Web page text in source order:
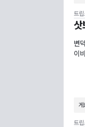
트립
삿
변
이
게
트